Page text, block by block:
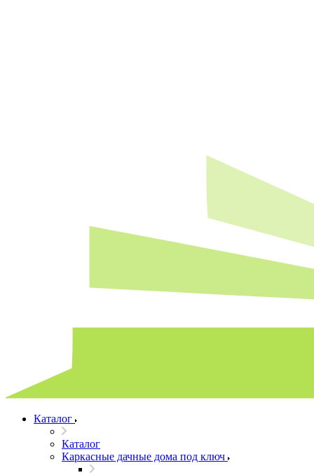
Каталог
Каталог
Каркасные дачные дома под ключ